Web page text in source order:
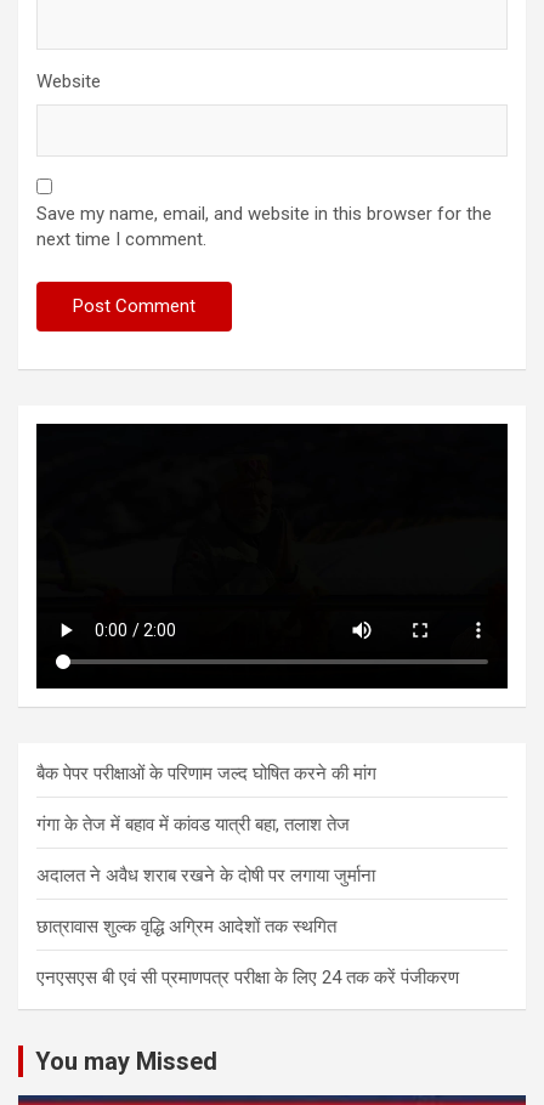
Website
Save my name, email, and website in this browser for the
next time I comment.
बैक पेपर परीक्षाओं के परिणाम जल्द घोषित करने की मांग
गंगा के तेज में बहाव में कांवड यात्री बहा, तलाश तेज
अदालत ने अवैध शराब रखने के दोषी पर लगाया जुर्माना
छात्रावास शुल्क वृद्धि अग्रिम आदेशों तक स्थगित
एनएसएस बी एवं सी प्रमाणपत्र परीक्षा के लिए 24 तक करें पंजीकरण
You may Missed